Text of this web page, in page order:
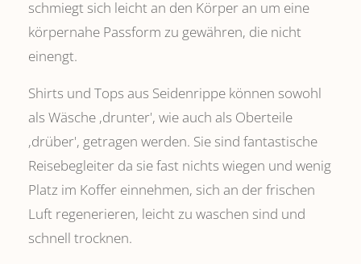
schmiegt sich leicht an den Körper an um eine
körpernahe Passform zu gewähren, die nicht
einengt.
Shirts und Tops aus Seidenrippe können sowohl
als Wäsche ,drunter', wie auch als Oberteile
‚drüber', getragen werden. Sie sind fantastische
Reisebegleiter da sie fast nichts wiegen und wenig
Platz im Koffer einnehmen, sich an der frischen
Luft regenerieren, leicht zu waschen sind und
schnell trocknen.